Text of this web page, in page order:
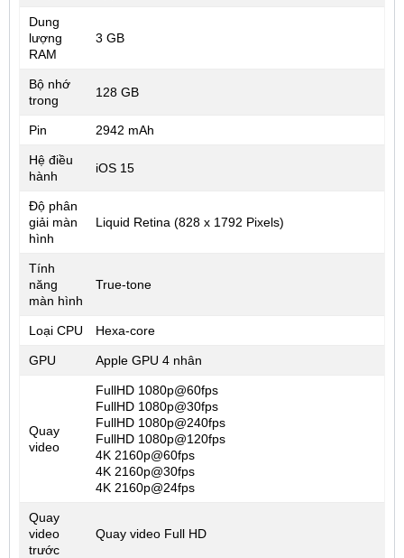
Dung
lượng
RAM
3 GB
Bộ nhớ
trong
128 GB
Pin 2942 mAh
Hệ điều
hành
iOS 15
Độ phân
giải màn
hình
Liquid Retina (828 x 1792 Pixels)
Tính
năng
màn hình
True-tone
Loại CPU Hexa-core
GPU Apple GPU 4 nhân
Quay
video
FullHD 1080p@60fps
FullHD 1080p@30fps
FullHD 1080p@240fps
FullHD 1080p@120fps
4K 2160p@60fps
4K 2160p@30fps
4K 2160p@24fps
Quay
video
trước
Quay video Full HD